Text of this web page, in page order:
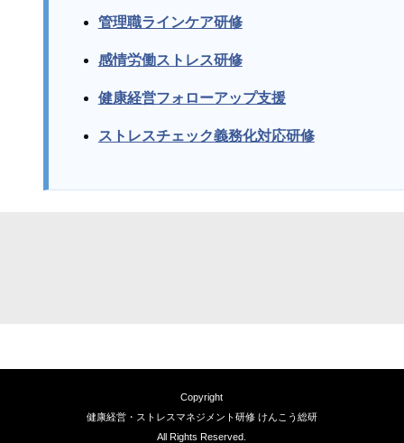
管理職ラインケア研修
感情労働ストレス研修
健康経営フォローアップ支援
ストレスチェック義務化対応研修
Copyright
健康経営・ストレスマネジメント研修 けんこう総研
All Rights Reserved.